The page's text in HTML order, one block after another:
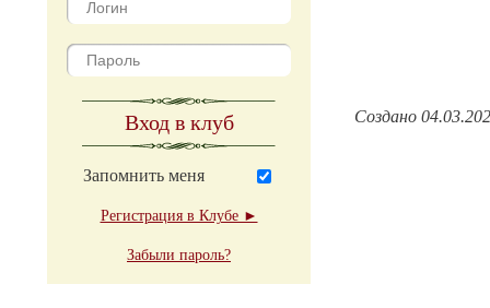
Вход в клуб
Запомнить меня
Регистрация в Клубе ►
Забыли пароль?
Создано